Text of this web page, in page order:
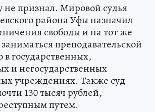
признал. Мировой судья
района Уфы назначил
свободы и на тот же
преподавательской
в государственных,
и негосударственных
учреждениях. Также суд
130 тысяч рублей,
путем.